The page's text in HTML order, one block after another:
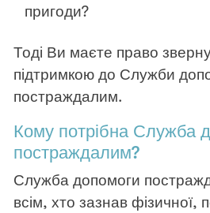
пригоди?
Тоді Ви маєте право
підтримкою до Служби
постраждалим.
Кому потрібна Служба
постраждалим?
Служба допомоги
всім, хто зазнав фізичної,